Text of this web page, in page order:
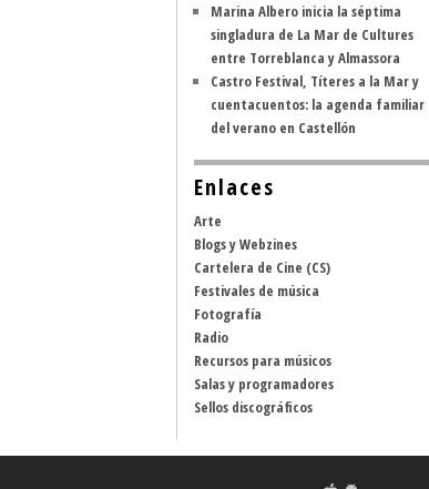
Marina Albero inicia la séptima
singladura de La Mar de Cultures
entre Torreblanca y Almassora
Castro Festival, Títeres a la Mar y
cuentacuentos: la agenda familiar
del verano en Castellón
Enlaces
Arte
Blogs y Webzines
Cartelera de Cine (CS)
Festivales de música
Fotografía
Radio
Recursos para músicos
Salas y programadores
Sellos discográficos